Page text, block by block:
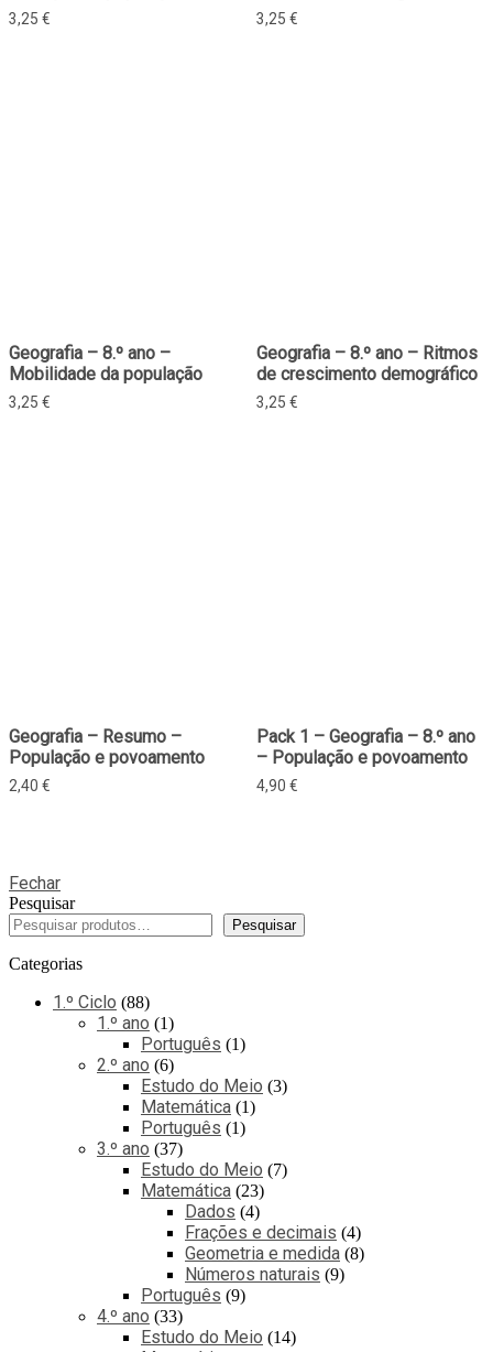
3,25 € 3,25 €
Geografia – 8.º ano –
Mobilidade da população
3,25 €
Geografia – 8.º ano – Ritmos
de crescimento demográfico
3,25 €
Geografia – Resumo –
População e povoamento
2,40 €
Pack 1 – Geografia – 8.º ano
– População e povoamento
4,90 €
Fechar
Pesquisar
Pesquisar
Categorias
1.º Ciclo 88
1.º ano 1
Português 1
2.º ano 6
Estudo do Meio 3
Matemática 1
Português 1
3.º ano 37
Estudo do Meio 7
Matemática 23
Dados 4
Frações e decimais 4
Geometria e medida 8
Números naturais 9
Português 9
4.º ano 33
Estudo do Meio 14